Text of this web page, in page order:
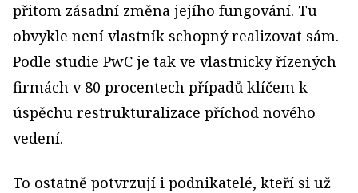
přitom zásadní změna jejího fungování. Tu
obvykle není vlastník schopný realizovat sám.
Podle studie PwC je tak ve vlastnicky řízených
firmách v 80 procentech případů klíčem k
úspěchu restrukturalizace příchod nového
vedení.
To ostatně potvrzují i podnikatelé, kteří si už